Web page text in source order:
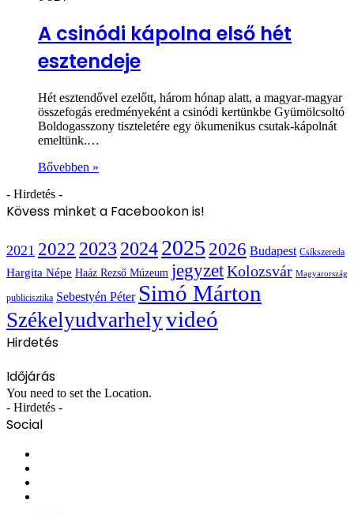
A csinódi kápolna első hét
esztendeje
Hét esztendővel ezelőtt, három hónap alatt, a magyar-magyar
összefogás eredményeként a csinódi kertünkbe Gyümölcsoltó
Boldogasszony tiszteletére egy ökumenikus csutak-kápolnát
emeltünk.…
Bővebben »
- Hirdetés -
Kövess minket a Facebookon is!
2021 2022 2023 20242025 2026 Budapest Csíkszereda
Hargita Népe Haáz Rezső Múzeum jegyzetKolozsvár Magyarország
publicisztika Sebestyén Péter Simó Márton
Székelyudvarhelyvideó
Hirdetés
Időjárás
You need to set the Location.
- Hirdetés -
Social